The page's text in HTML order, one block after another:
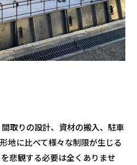
取りの設計、資材の搬入、駐車
地に比べて様々な制限が生じる
悲観する必要は全くありませ